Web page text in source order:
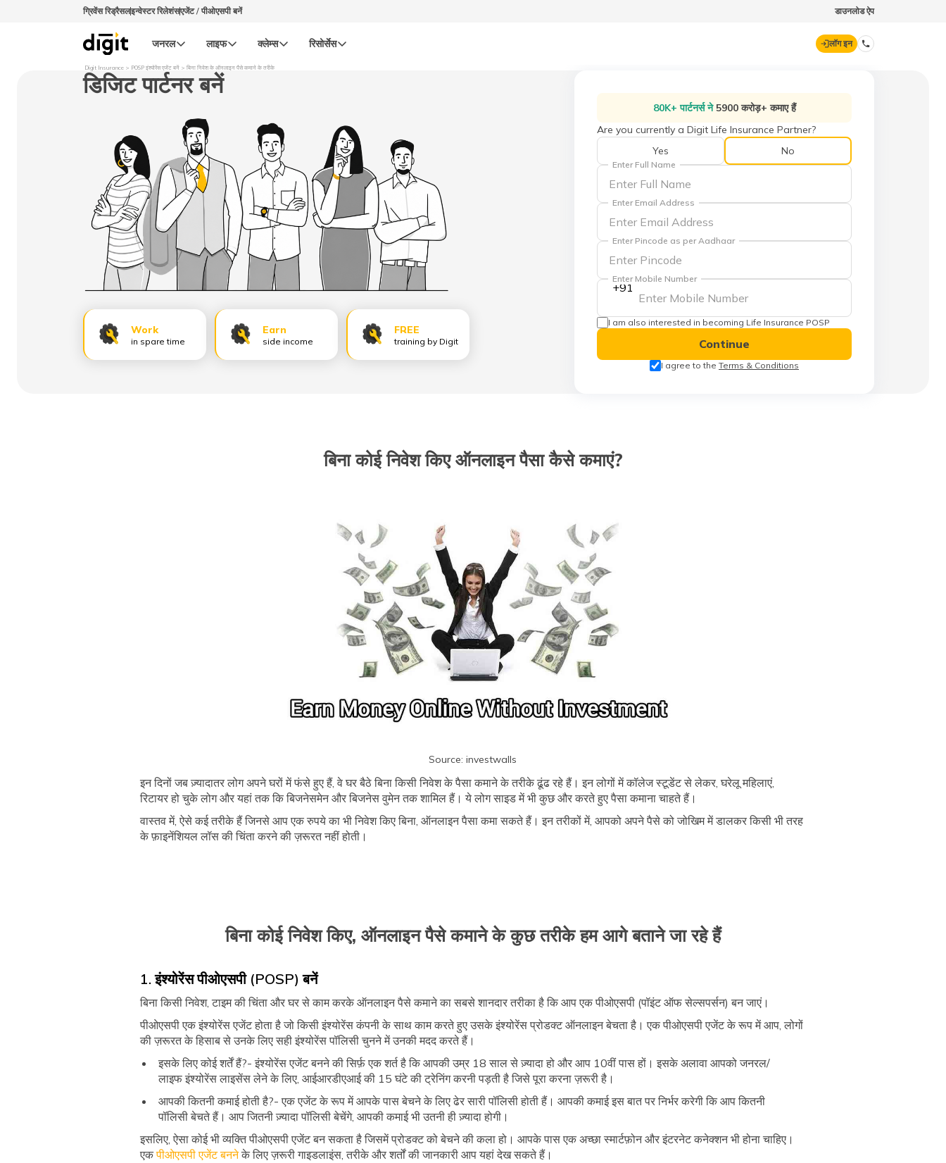
ग्रिवेंस रिड्रैसलइन्वेस्टर रिलेशंसएजेंट / पीओएसपी बनें डाउनलोड ऐप
जनरल लाइफ क्लेम्स रिसोर्सेस लॉग इन
70260 61234
Digit Insurance POSP इंश्योरेंस एजेंट बनें बिना निवेश के ऑनलाइन पैसे कमाने के तरीके
डिजिट पार्टनर बनें
Work
in spare time
Earn
side income
FREE
training by Digit
80K+ पार्टनर्स ने 5900 करोड़+ कमाए हैं
Are you currently a Digit Life Insurance Partner?
Yes
No
Enter Full Name
Enter Email Address
Enter Pincode as per Aadhaar
+91
Enter Mobile Number
I am also interested in becoming Life Insurance POSP
Continue
I agree to the Terms & Conditions
बिना कोई निवेश किए ऑनलाइन पैसा कैसे कमाएं?
Source: investwalls
इन दिनों जब ज़्यादातर लोग अपने घरों में फंसे हुए हैं, वे घर बैठे बिना किसी निवेश के पैसा कमाने के तरीके ढूंढ रहे हैं। इन लोगों में कॉलेज स्टूडेंट से लेकर, घरेलू महिलाएं,
रिटायर हो चुके लोग और यहां तक कि बिजनेसमेन और बिजनेस वुमेन तक शामिल हैं। ये लोग साइड में भी कुछ और करते हुए पैसा कमाना चाहते हैं।
वास्तव में, ऐसे कई तरीके हैं जिनसे आप एक रुपये का भी निवेश किए बिना, ऑनलाइन पैसा कमा सकते हैं। इन तरीकों में, आपको अपने पैसे को जोखिम में डालकर किसी भी तरह
के फ़ाइनेंशियल लॉस की चिंता करने की ज़रूरत नहीं होती।
बिना कोई निवेश किए, ऑनलाइन पैसे कमाने के कुछ तरीके हम आगे बताने जा रहे हैं
1. इंश्योरेंस पीओएसपी (POSP) बनें
बिना किसी निवेश, टाइम की चिंता और घर से काम करके ऑनलाइन पैसे कमाने का सबसे शानदार तरीका है कि आप एक पीओएसपी (पॉइंट ऑफ सेल्सपर्सन) बन जाएं।
पीओएसपी एक इंश्योरेंस एजेंट होता है जो किसी इंश्योरेंस कंपनी के साथ काम करते हुए उसके इंश्योरेंस प्रोडक्ट ऑनलाइन बेचता है। एक पीओएसपी एजेंट के रूप में आप, लोगों
की ज़रूरत के हिसाब से उनके लिए सही इंश्योरेंस पॉलिसी चुनने में उनकी मदद करते हैं।
इसके लिए कोई शर्तें हैं?- इंश्योरेंस एजेंट बनने की सिर्फ़ एक शर्त है कि आपकी उम्र 18 साल से ज़्यादा हो और आप 10वीं पास हों। इसके अलावा आपको जनरल/
लाइफ इंश्योरेंस लाइसेंस लेने के लिए, आईआरडीएआई की 15 घंटे की ट्रेनिंग करनी पड़ती है जिसे पूरा करना ज़रूरी है।
आपकी कितनी कमाई होती है?- एक एजेंट के रूप में आपके पास बेचने के लिए ढेर सारी पॉलिसी होती हैं। आपकी कमाई इस बात पर निर्भर करेगी कि आप कितनी
पॉलिसी बेचते हैं। आप जितनी ज़्यादा पॉलिसी बेचेंगे, आपकी कमाई भी उतनी ही ज़्यादा होगी।
इसलिए, ऐसा कोई भी व्यक्ति पीओएसपी एजेंट बन सकता है जिसमें प्रोडक्ट को बेचने की कला हो। आपके पास एक अच्छा स्मार्टफ़ोन और इंटरनेट कनेक्शन भी होना चाहिए।
एकपीओएसपी एजेंट बननेके लिए ज़रूरी गाइडलाइंस, तरीके और शर्तों की जानकारी आप यहां देख सकते हैं।